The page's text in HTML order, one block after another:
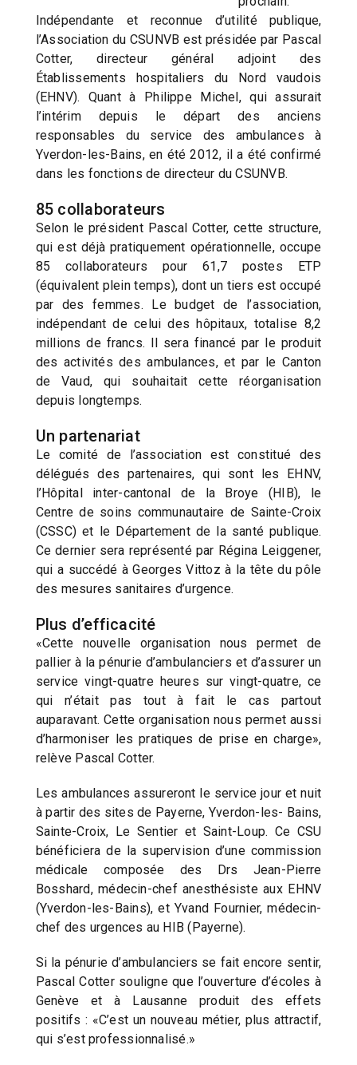
Indépendante et reconnue d’utilité publique,
l’Association du CSUNVB est présidée par Pascal
Cotter, directeur général adjoint des
Établissements hospitaliers du Nord vaudois
(EHNV). Quant à Philippe Michel, qui assurait
l’intérim depuis le départ des anciens
responsables du service des ambulances à
Yverdon-les-Bains, en été 2012, il a été confirmé
dans les fonctions de directeur du CSUNVB.
85 collaborateurs
Selon le président Pascal Cotter, cette structure,
qui est déjà pratiquement opérationnelle, occupe
85 collaborateurs pour 61,7 postes ETP
(équivalent plein temps), dont un tiers est occupé
par des femmes. Le budget de l’association,
indépendant de celui des hôpitaux, totalise 8,2
millions de francs. Il sera financé par le produit
des activités des ambulances, et par le Canton
de Vaud, qui souhaitait cette réorganisation
depuis longtemps.
Un partenariat
Le comité de l’association est constitué des
délégués des partenaires, qui sont les EHNV,
l’Hôpital inter-cantonal de la Broye (HIB), le
Centre de soins communautaire de Sainte-Croix
(CSSC) et le Département de la santé publique.
Ce dernier sera représenté par Régina Leiggener,
qui a succédé à Georges Vittoz à la tête du pôle
des mesures sanitaires d’urgence.
Plus d’efficacité
«Cette nouvelle organisation nous permet de
pallier à la pénurie d’ambulanciers et d’assurer un
service vingt-quatre heures sur vingt-quatre, ce
qui n’était pas tout à fait le cas partout
auparavant. Cette organisation nous permet aussi
d’harmoniser les pratiques de prise en charge»,
relève Pascal Cotter.
Les ambulances assureront le service jour et nuit
à partir des sites de Payerne, Yverdon-les- Bains,
Sainte-Croix, Le Sentier et Saint-Loup. Ce CSU
bénéficiera de la supervision d’une commission
médicale composée des Drs Jean-Pierre
Bosshard, médecin-chef anesthésiste aux EHNV
(Yverdon-les-Bains), et Yvand Fournier, médecin-
chef des urgences au HIB (Payerne).
Si la pénurie d’ambulanciers se fait encore sentir,
Pascal Cotter souligne que l’ouverture d’écoles à
Genève et à Lausanne produit des effets
positifs : «C’est un nouveau métier, plus attractif,
qui s’est professionnalisé.»